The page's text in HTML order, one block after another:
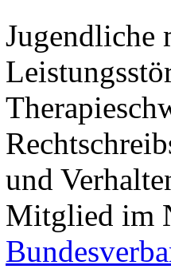
Jugendliche
und
Mitglied im